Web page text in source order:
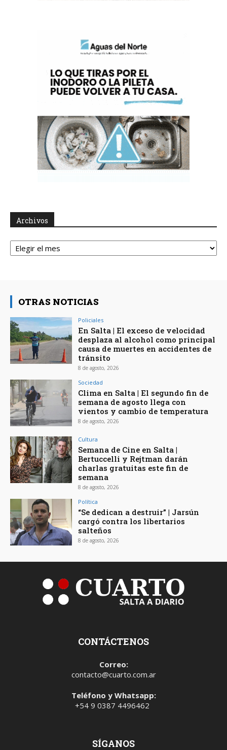
Archivos
Archivos
OTRAS NOTICIAS
Policiales
En Salta | El exceso de velocidad
desplaza al alcohol como principal
causa de muertes en accidentes de
tránsito
8 de agosto, 2026
Sociedad
Clima en Salta | El segundo fin de
semana de agosto llega con
vientos y cambio de temperatura
8 de agosto, 2026
Cultura
Semana de Cine en Salta |
Bertuccelli y Rejtman darán
charlas gratuitas este fin de
semana
8 de agosto, 2026
Política
“Se dedican a destruir” | Jarsún
cargó contra los libertarios
salteños
8 de agosto, 2026
CONTÁCTENOS
Correo:
contacto@cuarto.com.ar
Teléfono y Whatsapp:
+54 9 0387 4496462
SÍGANOS